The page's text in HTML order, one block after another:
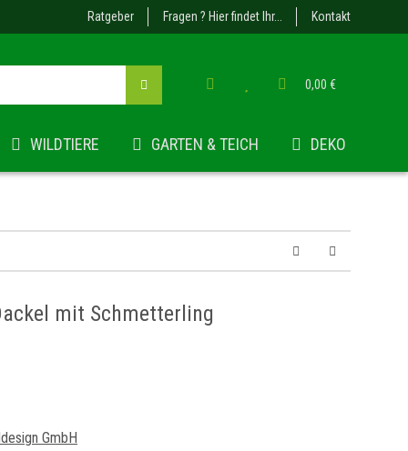
Ratgeber Fragen ? Hier findet Ihr... Kontakt
0,00 €
WILDTIERE GARTEN & TEICH DEKO
mit Schmetterling
GmbH